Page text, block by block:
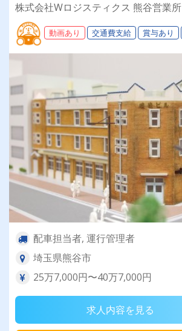
株式会社Wロジスティクス 熊谷営業所
動画あり 交通費支給 賞与あり
配車担当者, 運行管理者
埼玉県熊谷市
25万7,000円〜40万7,000円
求人内容を見る